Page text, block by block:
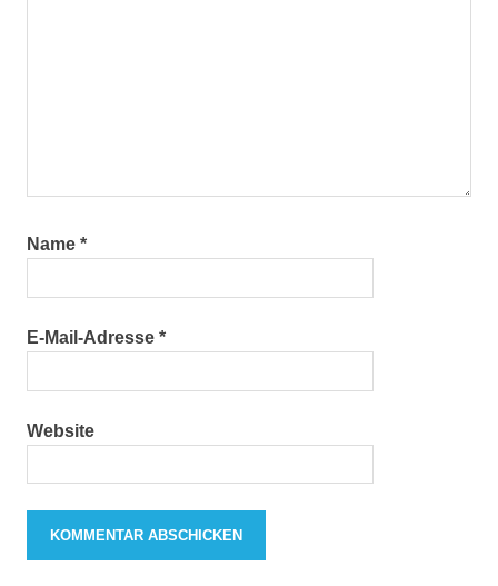
Name *
E-Mail-Adresse *
Website